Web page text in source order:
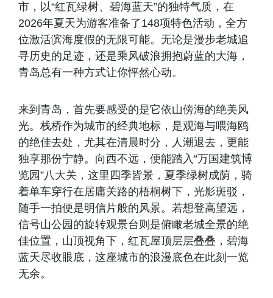
市，以“红瓦绿树、碧海蓝天”的独特气质，在
2026年夏天为游客准备了148项特色活动，全方
位激活滨海度假的无限可能。无论是漫步老城追
寻历史的足迹，还是乘风破浪拥抱蔚蓝的大海，
青岛总有一种方式让你怦然心动。
来到青岛，首先要感受的是它依山傍海的绝美风
光。栈桥作为城市的经典地标，是观海与喂海鸥
的绝佳去处，尤其在清晨时分，人潮退去，更能
独享那份宁静。向西不远，便能踏入“万国建筑博
览园”八大关，这里四季皆景，夏季绿树成荫，骑
着单车穿行在居庸关路的梧桐树下，光影斑驳，
随手一拍便是明信片般的风景。若想登高望远，
信号山公园的旋转观景台则是俯瞰老城全景的绝
佳位置，山顶视角下，红瓦屋顶层层叠叠，碧海
蓝天尽收眼底，这座城市的浪漫底色在此刻一览
无余。